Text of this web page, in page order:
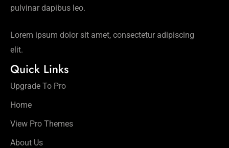
pulvinar dapibus leo.
Lorem ipsum dolor sit amet, consectetur adipiscing
elit.
Quick Links
Upgrade To Pro
Home
View Pro Themes
About Us